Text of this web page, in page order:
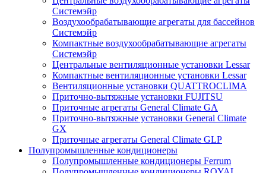
Системэйр
Воздухообрабатывающие агрегаты для бассейнов
Системэйр
Компактные воздухообрабатывающие агрегаты
Системэйр
Центральные вентиляционные установки Lessar
Компактные вентиляционные установки Lessar
Вентиляционные установки QUATTROCLIMA
Приточно-вытяжные установки FUJITSU
Приточные агрегаты General Climate GA
Приточно-вытяжные установки General Climate
GX
Приточные агрегаты General Climate GLP
Полупромышленные кондиционеры
Полупромышленные кондиционеры Ferrum